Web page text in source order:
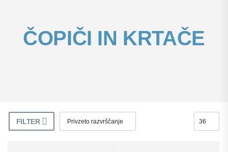
ČOPIČI IN KRTAČE
FILTER